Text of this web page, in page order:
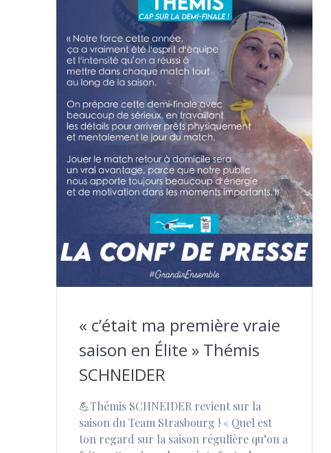
« c’était ma première vraie
saison en Élite » Thémis
SCHNEIDER
💪Thémis SCHNEIDER revient sur la
saison du Team Strasbourg ! « Quel est
ton regard sur la saison régulière qu’on a